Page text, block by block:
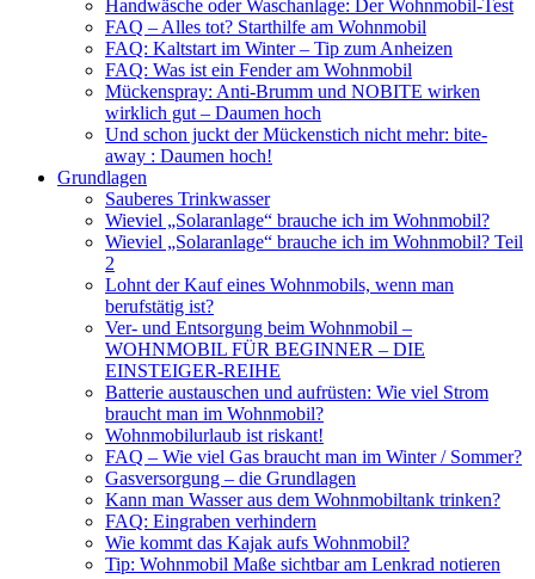
Handwäsche oder Waschanlage: Der Wohnmobil-Test
FAQ – Alles tot? Starthilfe am Wohnmobil
FAQ: Kaltstart im Winter – Tip zum Anheizen
FAQ: Was ist ein Fender am Wohnmobil
Mückenspray: Anti-Brumm und NOBITE wirken
wirklich gut – Daumen hoch
Und schon juckt der Mückenstich nicht mehr: bite-
away : Daumen hoch!
Grundlagen
Sauberes Trinkwasser
Wieviel „Solaranlage“ brauche ich im Wohnmobil?
Wieviel „Solaranlage“ brauche ich im Wohnmobil? Teil
2
Lohnt der Kauf eines Wohnmobils, wenn man
berufstätig ist?
Ver- und Entsorgung beim Wohnmobil –
WOHNMOBIL FÜR BEGINNER – DIE
EINSTEIGER-REIHE
Batterie austauschen und aufrüsten: Wie viel Strom
braucht man im Wohnmobil?
Wohnmobilurlaub ist riskant!
FAQ – Wie viel Gas braucht man im Winter / Sommer?
Gasversorgung – die Grundlagen
Kann man Wasser aus dem Wohnmobiltank trinken?
FAQ: Eingraben verhindern
Wie kommt das Kajak aufs Wohnmobil?
Tip: Wohnmobil Maße sichtbar am Lenkrad notieren